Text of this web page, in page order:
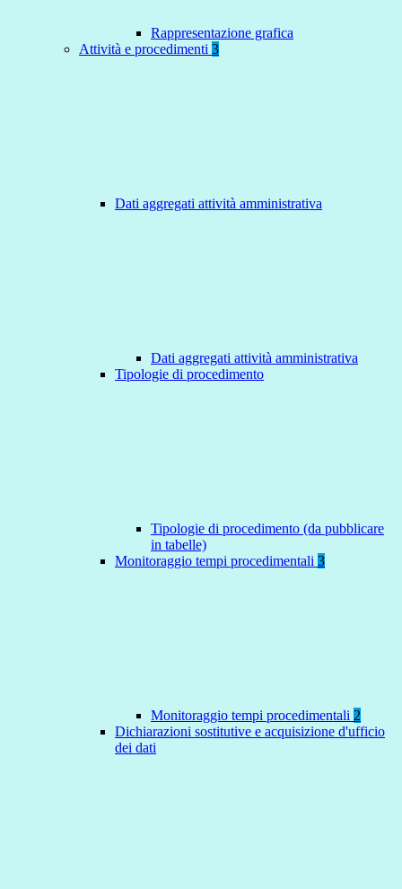
Rappresentazione grafica
Attività e procedimenti 3
Dati aggregati attività amministrativa
Dati aggregati attività amministrativa
Tipologie di procedimento
Tipologie di procedimento (da pubblicare
in tabelle)
Monitoraggio tempi procedimentali 3
Monitoraggio tempi procedimentali 2
Dichiarazioni sostitutive e acquisizione d'ufficio
dei dati